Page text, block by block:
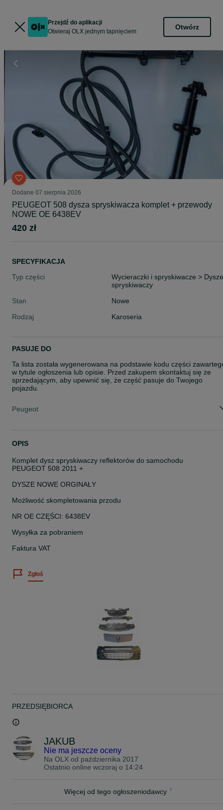
Przejdź do aplikacji
Otwieraj OLX jednym tapnięciem
Otwórz
Dodane 07 sierpnia 2026
PEUGEOT 508 dysza spryskiwacza komplet + przewody
NOWE OE 6438EV
420 zł
SPECYFIKACJA
Typ części
Wycieraczki i spryskiwacze > Dysze
spryskiwaczy
Stan
Nowe
Rodzaj
Karoseria
PASUJE DO
Ta lista została wygenerowana na podstawie kodu części
w tytule ogłoszenia lub opisie. Przed zakupem skontaktuj się ze
sprzedającym, aby upewnić się, że część pasuje do Twojego
pojazdu.
Peugeot
OPIS
Komplet dysz spryskiwaczy reflektorów do samochodu
PEUGEOT 508 2011 +
DYSZE NOWE ORGINAŁY
Możliwość skompletowania przodu
NR OE CZĘŚCI: 6438EV
Wysyłka za pobraniem
Faktura VAT
Zgłoś
PRZEDSIĘBIORCA
JAKUB
Nie ma jeszcze oceny
Na OLX od października 2017
Ostatnio online wczoraj o 14:24
Więcej od tego ogłoszeniodawcy